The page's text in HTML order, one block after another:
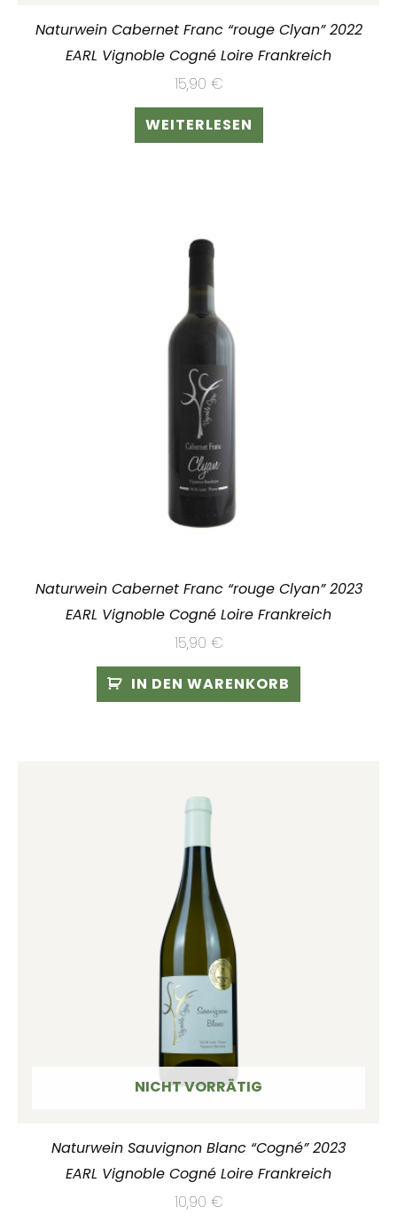
Naturwein Cabernet Franc “rouge Clyan” 2022
EARL Vignoble Cogné Loire Frankreich
15,90 €
WEITERLESEN
Naturwein Cabernet Franc “rouge Clyan” 2023
EARL Vignoble Cogné Loire Frankreich
15,90 €
IN DEN WARENKORB
NICHT VORRÄTIG
Naturwein Sauvignon Blanc “Cogné” 2023
EARL Vignoble Cogné Loire Frankreich
10,90 €